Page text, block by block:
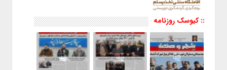
:: کیوسک روزنامه